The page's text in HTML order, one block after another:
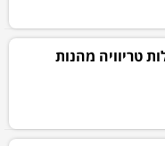
20 שאלות טריוויה מהנות